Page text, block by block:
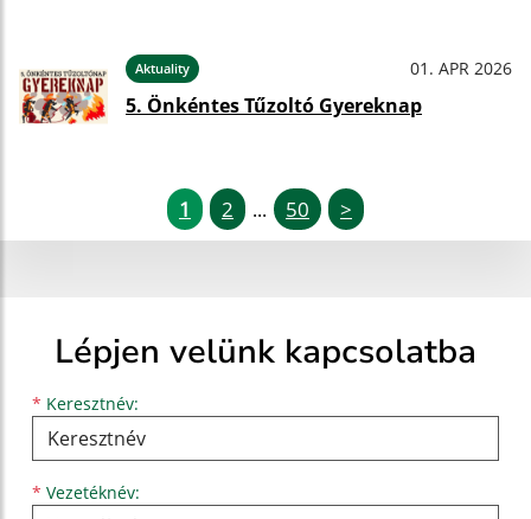
Aktuality 01. APR 2026
5. Önkéntes Tűzoltó Gyereknap
1 2 ... 50 >
Lépjen velünk kapcsolatba
* Keresztnév:
Keresztnév
* Vezetéknév:
Vezetéknév
E-mail cím